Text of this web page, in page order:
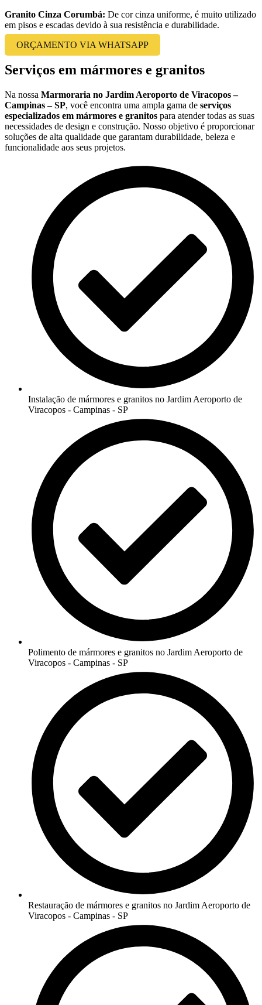
Granito Cinza Corumbá: De cor cinza uniforme, é muito utilizado
em pisos e escadas devido à sua resistência e durabilidade.
ORÇAMENTO VIA WHATSAPP
Serviços em mármores e granitos
Na nossa Marmoraria no Jardim Aeroporto de Viracopos –
Campinas – SP, você encontra uma ampla gama de serviços
especializados em mármores e granitos para atender todas as suas
necessidades de design e construção. Nosso objetivo é proporcionar
soluções de alta qualidade que garantam durabilidade, beleza e
funcionalidade aos seus projetos.
Instalação de mármores e granitos no Jardim Aeroporto de
Viracopos - Campinas - SP
Polimento de mármores e granitos no Jardim Aeroporto de
Viracopos - Campinas - SP
Restauração de mármores e granitos no Jardim Aeroporto de
Viracopos - Campinas - SP